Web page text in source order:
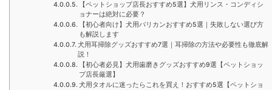
【ペットショップ店長おすすめ5選】犬用リンス・コンディシ
ョナーは絶対に必要？
【初心者向け】犬用バリカンおすすめ5選｜失敗しない選び方
も解説します
犬用耳掃除グッズおすすめ7選｜耳掃除の方法や必要性も徹底解
説！
【初心者必見】犬用歯磨きグッズおすすめ9選【ペットショッ
プ店長厳選】
犬用タオルに迷ったらこれを買え！おすすめ5選【ペットショ